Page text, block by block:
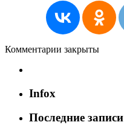
Комментарии закрыты
Infox
Последние записи